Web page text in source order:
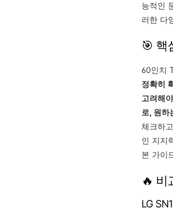
능적인
러한 다
🎯 핵
60인치
정확히
고려해
로, 원하
체크하
인 지지
본 가이
🔥 비
LG